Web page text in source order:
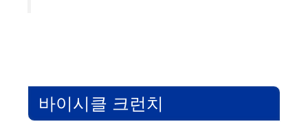
바이시클 크런치